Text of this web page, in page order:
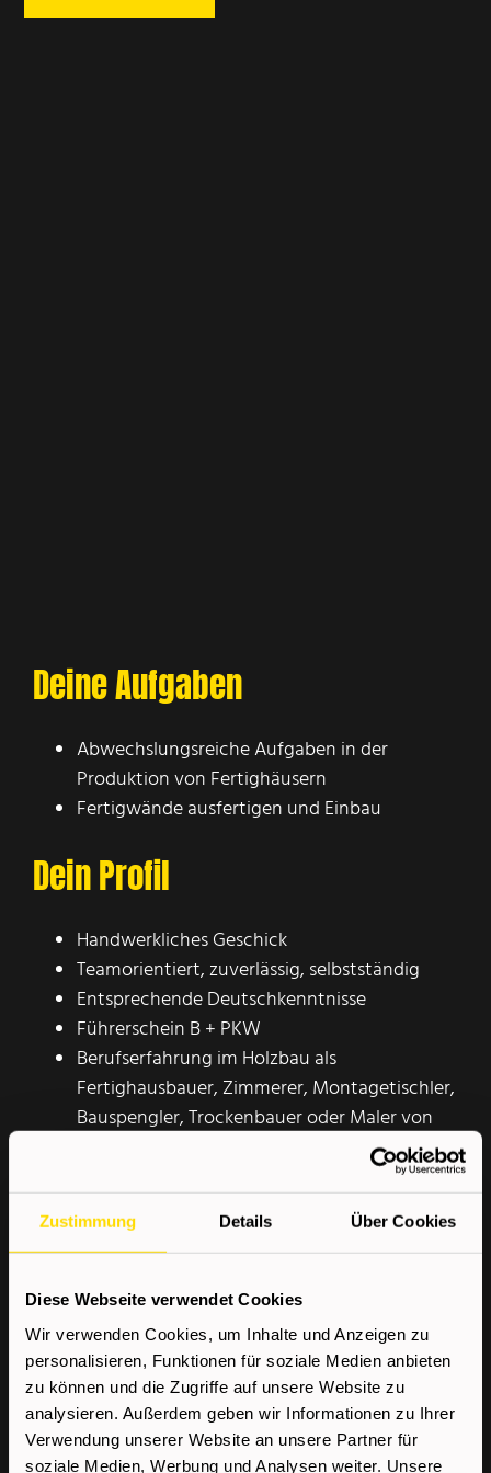
Zustimmung Details Über Cookies
Diese Webseite verwendet Cookies
Wir verwenden Cookies, um Inhalte und Anzeigen zu
personalisieren, Funktionen für soziale Medien anbieten
zu können und die Zugriffe auf unsere Website zu
analysieren. Außerdem geben wir Informationen zu Ihrer
Verwendung unserer Website an unsere Partner für
soziale Medien, Werbung und Analysen weiter. Unsere
Deine Aufgaben
Abwechslungsreiche Aufgaben in der
Produktion von Fertighäusern
Fertigwände ausfertigen und Einbau
Dein Profil
Handwerkliches Geschick
Teamorientiert, zuverlässig, selbstständig
Entsprechende Deutschkenntnisse
Führerschein B + PKW
Berufserfahrung im Holzbau als
Fertighausbauer, Zimmerer, Montagetischler,
Bauspengler, Trockenbauer oder Maler von
Erfahrung in der Fenstermontage von Vorteil
Wir bieten
Kostenloser Kompetenzcheck
Sehr gute Aus- und
Weiterbildungsmöglichkeiten
Top-Verdienstmöglichkeiten durch
individualisierte Job-Angebote